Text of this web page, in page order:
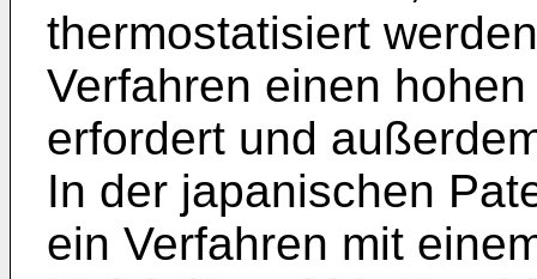
thermostatisiert
Verfahren einen
erfordert und
In der japanischen
ein Verfahren mit